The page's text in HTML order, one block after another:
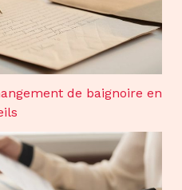
de baignoire en